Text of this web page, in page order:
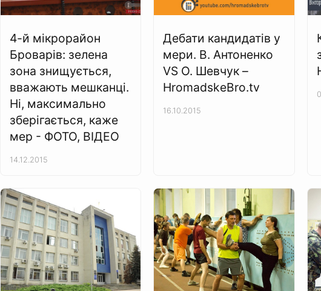
4-й мікрорайон
Броварів: зелена
зона знищується,
вважають мешканці.
Ні, максимально
зберігається, каже
мер - ФОТО, ВІДЕО
14.12.2015
Дебати кандидатів у
мери. В. Антоненко
VS О. Шевчук –
HromadskeBro.tv
16.10.2015